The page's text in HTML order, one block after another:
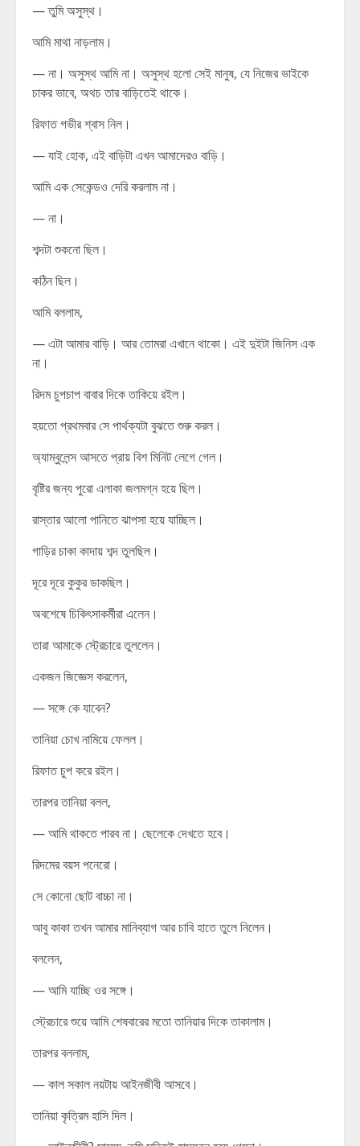
— তুমি অসুস্থ।
আমি মাথা নাড়লাম।
— না। অসুস্থ আমি না। অসুস্থ হলো সেই মানুষ, যে নিজের ভাইকে
চাকর ভাবে, অথচ তার বাড়িতেই থাকে।
রিফাত গভীর শ্বাস নিল।
— যাই হোক, এই বাড়িটা এখন আমাদেরও বাড়ি।
আমি এক সেকেন্ডও দেরি করলাম না।
— না।
শব্দটা শুকনো ছিল।
কঠিন ছিল।
আমি বললাম,
— এটা আমার বাড়ি। আর তোমরা এখানে থাকো। এই দুইটা জিনিস এক
না।
রিদম চুপচাপ বাবার দিকে তাকিয়ে রইল।
হয়তো প্রথমবার সে পার্থক্যটা বুঝতে শুরু করল।
অ্যাম্বুলেন্স আসতে প্রায় বিশ মিনিট লেগে গেল।
বৃষ্টির জন্য পুরো এলাকা জলমগ্ন হয়ে ছিল।
রাস্তার আলো পানিতে ঝাপসা হয়ে যাচ্ছিল।
গাড়ির চাকা কাদায় শব্দ তুলছিল।
দূরে দূরে কুকুর ডাকছিল।
অবশেষে চিকিৎসাকর্মীরা এলেন।
তারা আমাকে স্ট্রেচারে তুললেন।
একজন জিজ্ঞেস করলেন,
— সঙ্গে কে যাবেন?
তানিয়া চোখ নামিয়ে ফেলল।
রিফাত চুপ করে রইল।
তারপর তানিয়া বলল,
— আমি থাকতে পারব না। ছেলেকে দেখতে হবে।
রিদমের বয়স পনেরো।
সে কোনো ছোট বাচ্চা না।
আবু কাকা তখন আমার মানিব্যাগ আর চাবি হাতে তুলে নিলেন।
বললেন,
— আমি যাচ্ছি ওর সঙ্গে।
স্ট্রেচারে শুয়ে আমি শেষবারের মতো তানিয়ার দিকে তাকালাম।
তারপর বললাম,
— কাল সকাল নয়টায় আইনজীবী আসবে।
তানিয়া কৃত্রিম হাসি দিল।